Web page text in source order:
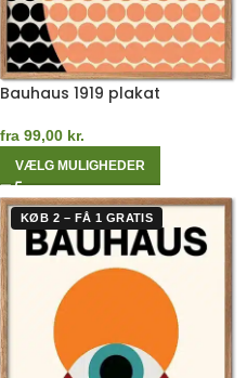
Bauhaus 1919 plakat
fra 99,00 kr.
VÆLG MULIGHEDER
KØB 2 – FÅ 1 GRATIS